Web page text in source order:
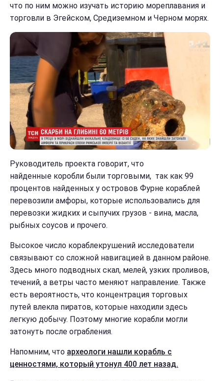
что по ним можно изучать историю мореплавания и
торговли в Эгейском, Средиземном и Черном морях.
Руководитель проекта говорит, что
найденные коробли были торговыми, так как 99
процентов найденных у островов Фурне кораблей
перевозили амфоры, которые использовались для
перевозки жидких и сыпучих грузов - вина, масла,
рыбных соусов и прочего.
Высокое число кораблекрушений исследователи
связывают со сложной навигацией в данном районе.
Здесь много подводных скал, мелей, узких проливов,
течений, а ветры часто меняют направление. Также
есть вероятность, что концентрация торговых
путей влекла пиратов, которые находили здесь
легкую добычу. Поэтому многие корабли могли
затонуть после ограбления.
Напомним, что археологи нашли корабль с
ценностями, который утонул 400 лет назад.